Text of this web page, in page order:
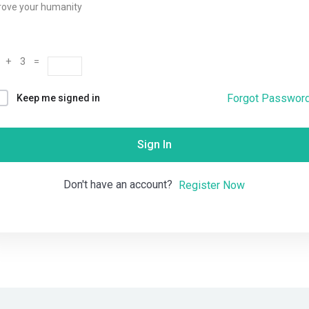
your humanity
+ 3 =
Keep me signed in Forgot
Sign In
Don't have an account? Register Now